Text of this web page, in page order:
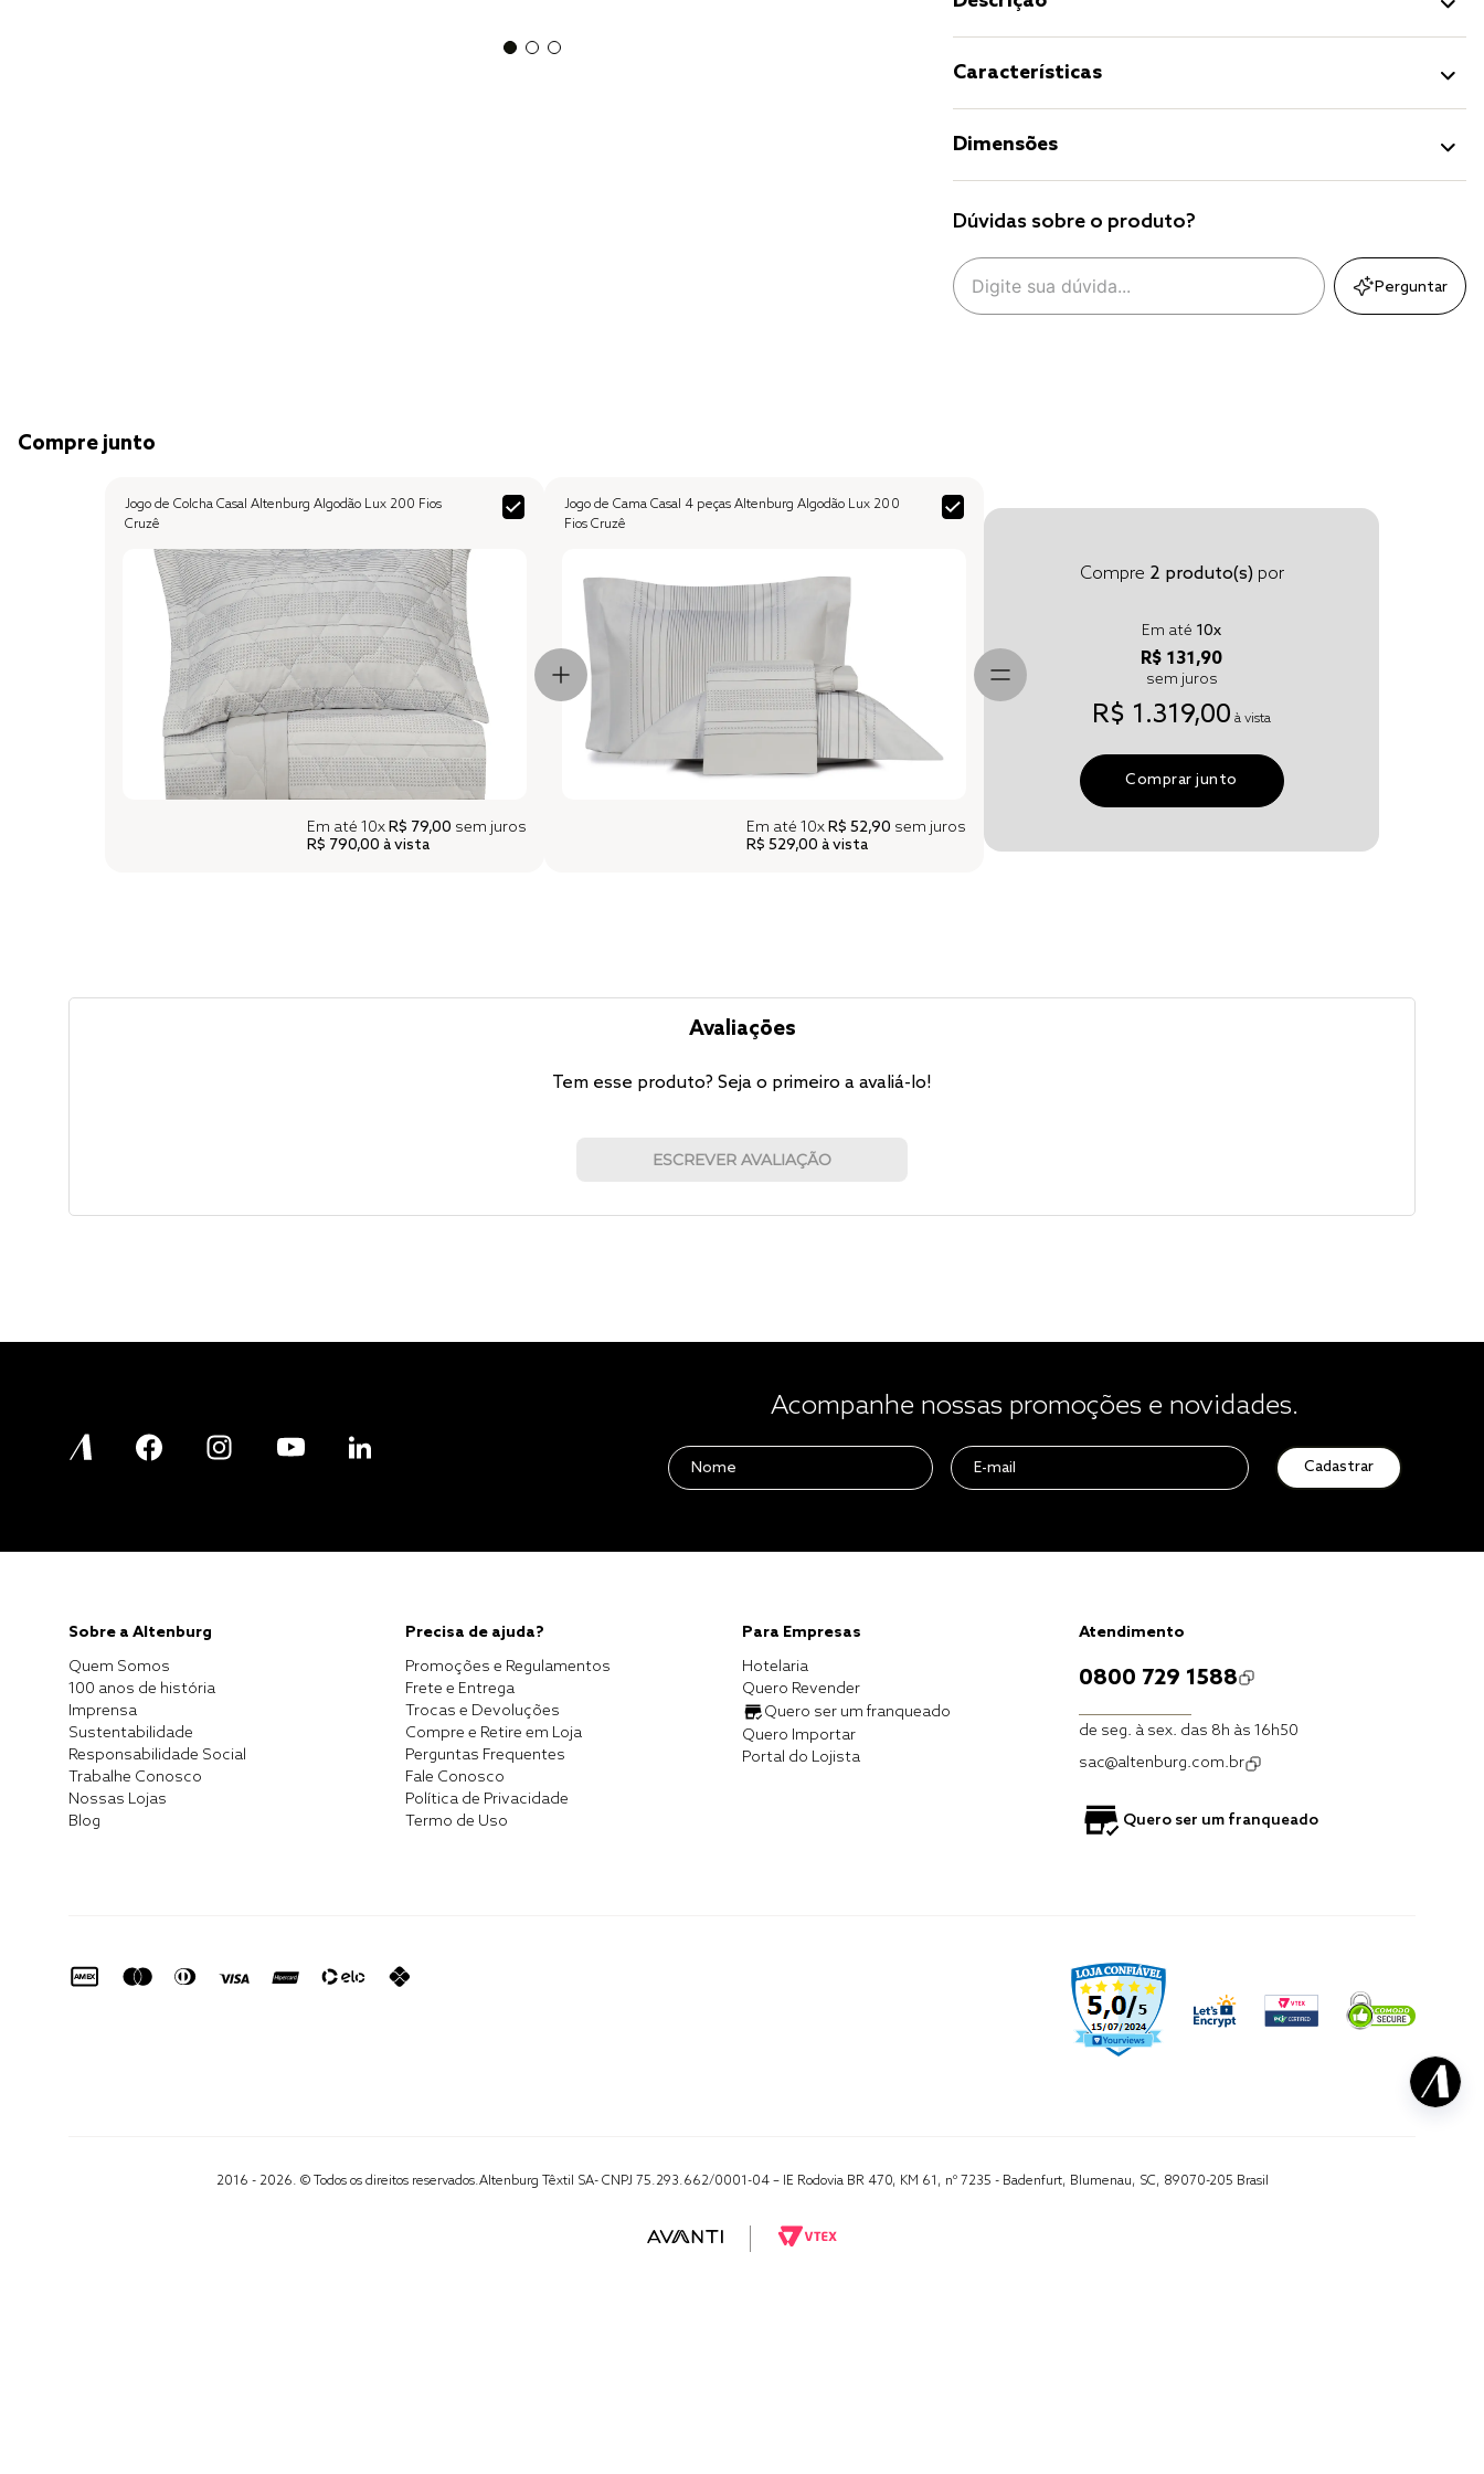
Características
Dimensões
Dúvidas sobre o produto?
Perguntar
Compre junto
Jogo de Colcha Casal Altenburg Algodão Lux 200 Fios
Cruzê
Em até 10xR$ 79,00 sem juros
R$ 790,00 à vista
Jogo de Cama Casal 4 peças Altenburg Algodão Lux 200
Fios Cruzê
Em até 10xR$ 52,90 sem juros
R$ 529,00 à vista
Compre 2 produto(s)por
Em até 10x
R$ 131,90
sem juros
R$ 1.319,00 à vista
Comprar junto
Avaliações
Tem esse produto? Seja o primeiro a avaliá-lo!
ESCREVER AVALIAÇÃO
Acompanhe nossas promoções e novidades.
Cadastrar
Sobre a Altenburg
Quem Somos
100 anos de história
Imprensa
Sustentabilidade
Responsabilidade Social
Trabalhe Conosco
Nossas Lojas
Blog
Precisa de ajuda?
Promoções e Regulamentos
Frete e Entrega
Trocas e Devoluções
Compre e Retire em Loja
Perguntas Frequentes
Fale Conosco
Política de Privacidade
Termo de Uso
Para Empresas
Hotelaria
Quero Revender
Quero ser um franqueado
Quero Importar
Portal do Lojista
Atendimento
0800 729 1588
de seg. à sex. das 8h às 16h50
sac@altenburg.com.br
Quero ser um franqueado
2016 - 2026. © Todos os direitos reservados.Altenburg Têxtil SA- CNPJ 75.293.662/0001-04 – IE Rodovia BR 470, KM 61, nº 7235 - Badenfurt, Blumenau, SC, 89070-205 Brasil